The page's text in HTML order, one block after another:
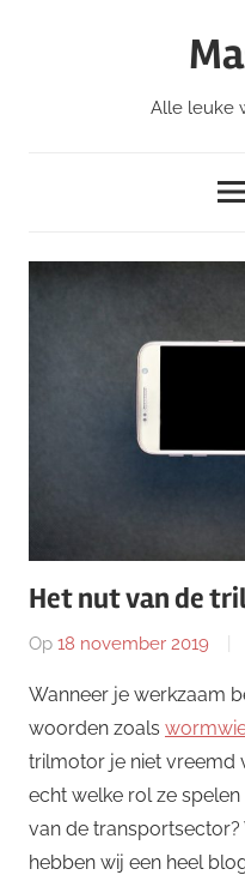
Alle leuke
Het nut van de
Op 18 november 2019
Wanneer je werkzaam
woorden zoals
trilmotor je niet vreemd
echt welke rol ze
van de
hebben wij een heel